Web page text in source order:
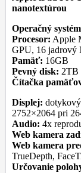
nanotextúrou
Operačný
Procesor: Apple
GPU, 16 jadrový
Pamäť: 16GB
Pevný disk: 2TB
Čítačka
Displej:
2752×2064 pri
Audio: 4x
Web kamera
Web kamera
TrueDepth,
Určovanie